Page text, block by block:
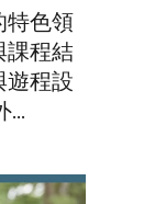
特色領
課程結
遊程設
...